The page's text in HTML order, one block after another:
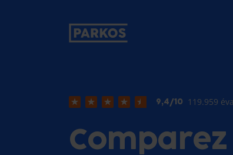
étiquette-de-navigation-principale
9,4/10 119.959